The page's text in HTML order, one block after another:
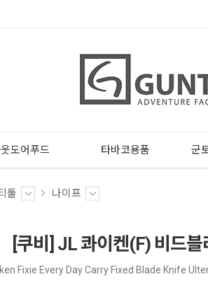
도어푸드 타바코용품 군
툴 나이프
[쿠비] JL 콰이켄(F) 비드
Fixie Every Day Carry Fixed Blade Knife